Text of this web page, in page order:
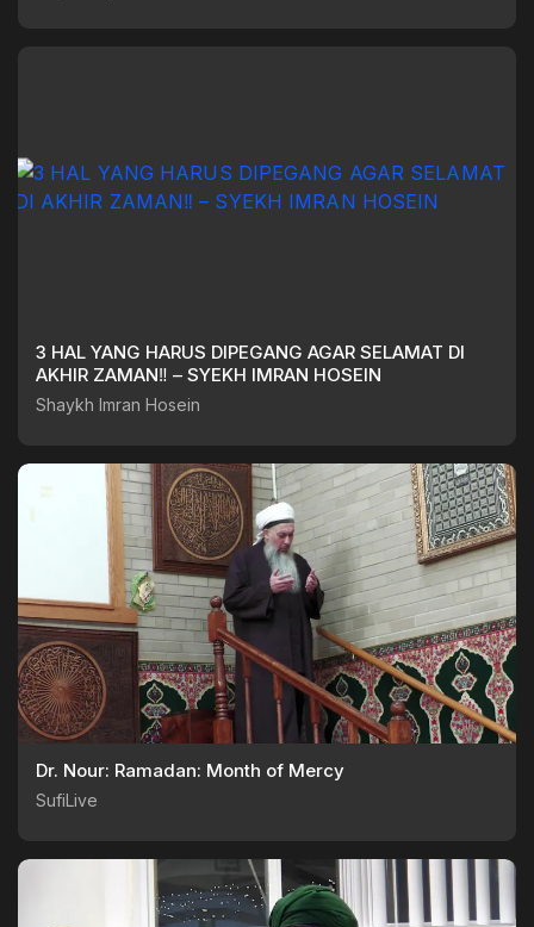
3 HAL YANG HARUS DIPEGANG AGAR SELAMAT DI
AKHIR ZAMAN‼️ – SYEKH IMRAN HOSEIN
Shaykh Imran Hosein
Dr. Nour: Ramadan: Month of Mercy
SufiLive